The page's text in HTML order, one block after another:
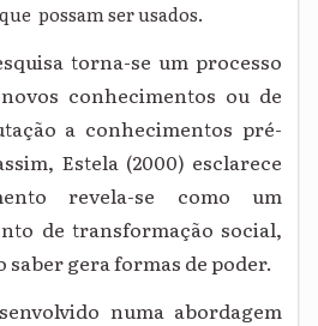
que possam ser usados.
torna-se um processo
conhecimentos ou de
a conhecimentos pré-
Estela (2000) esclarece
revela-se como um
de transformação social,
saber gera formas de poder.
numa abordagem